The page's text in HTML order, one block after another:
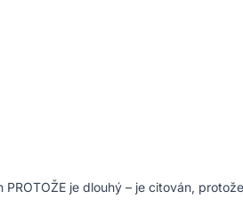
je dlouhý – je citován, protože